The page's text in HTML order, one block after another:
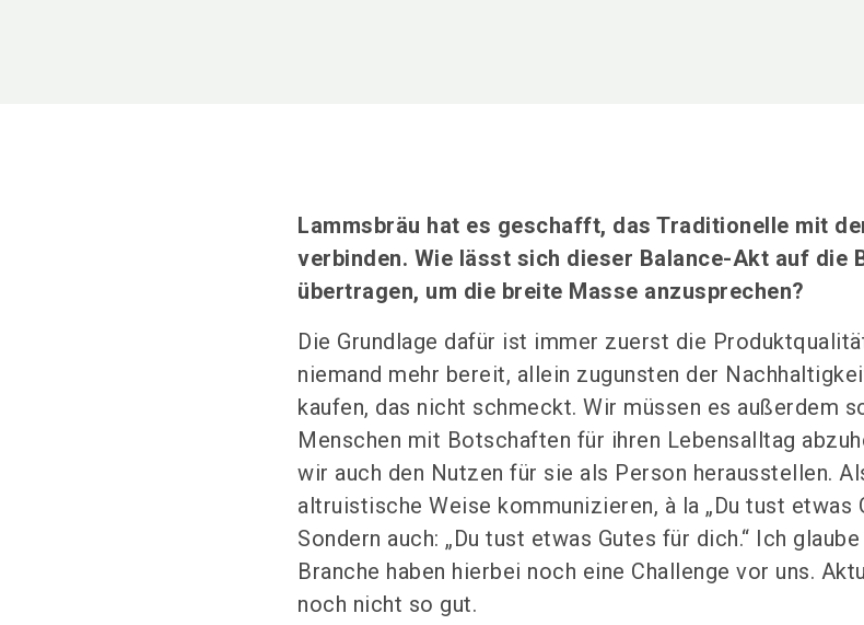
Lammsbräu hat es geschafft, das Traditionelle mit
verbinden. Wie lässt sich dieser Balance-Akt auf die
übertragen, um die breite Masse anzusprechen?
Die Grundlage dafür ist immer zuerst die
niemand mehr bereit, allein zugunsten der
kaufen, das nicht schmeckt. Wir müssen es außerdem
Menschen mit Botschaften für ihren Lebensalltag
wir auch den Nutzen für sie als Person herausstellen.
altruistische Weise kommunizieren, à la „Du tust etwas
Sondern auch: „Du tust etwas Gutes für dich.“ Ich
Branche haben hierbei noch eine Challenge vor uns.
noch nicht so gut.